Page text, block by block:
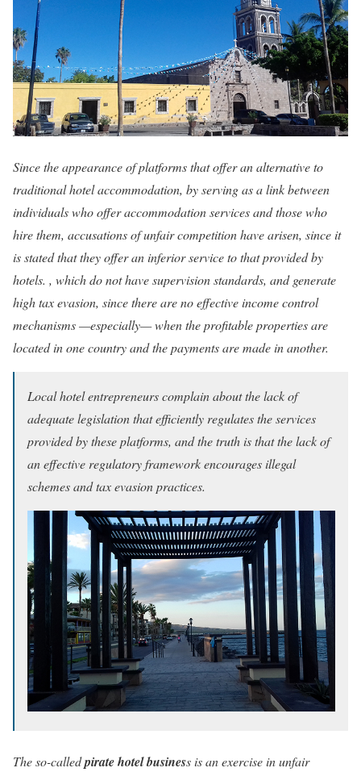
Since the appearance of platforms that offer an alternative to
traditional hotel accommodation, by serving as a link between
individuals who offer accommodation services and those who
hire them, accusations of unfair competition have arisen, since it
is stated that they offer an inferior service to that provided by
hotels. , which do not have supervision standards, and generate
high tax evasion, since there are no effective income control
mechanisms —especially— when the profitable properties are
located in one country and the payments are made in another.
Local hotel entrepreneurs complain about the lack of
adequate legislation that efficiently regulates the services
provided by these platforms, and the truth is that the lack of
an effective regulatory framework encourages illegal
schemes and tax evasion practices.
The so-calledpirate hotel business is an exercise in unfair